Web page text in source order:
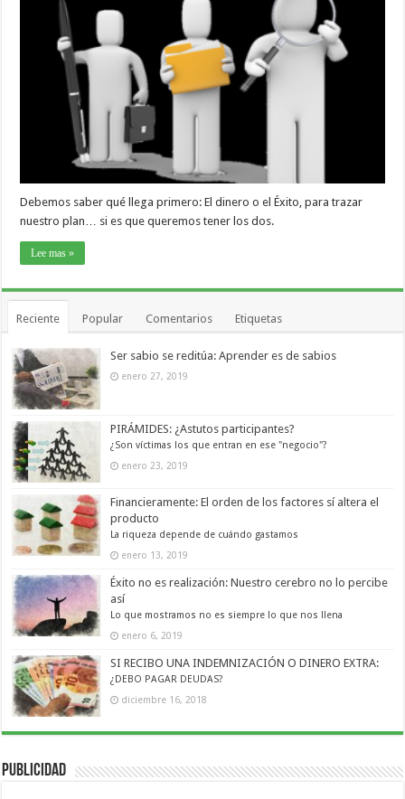
Debemos saber qué llega primero: El dinero o el Éxito, para trazar
nuestro plan… si es que queremos tener los dos.
Lee mas »
Reciente Popular Comentarios Etiquetas
Ser sabio se reditúa: Aprender es de sabios
enero 27, 2019
PIRÁMIDES: ¿Astutos participantes?
¿Son víctimas los que entran en ese "negocio"?
enero 23, 2019
Financieramente: El orden de los factores sí altera el
producto
La riqueza depende de cuándo gastamos
enero 13, 2019
Éxito no es realización: Nuestro cerebro no lo percibe
así
Lo que mostramos no es siempre lo que nos llena
enero 6, 2019
SI RECIBO UNA INDEMNIZACIÓN O DINERO EXTRA:
¿DEBO PAGAR DEUDAS?
diciembre 16, 2018
Publicidad